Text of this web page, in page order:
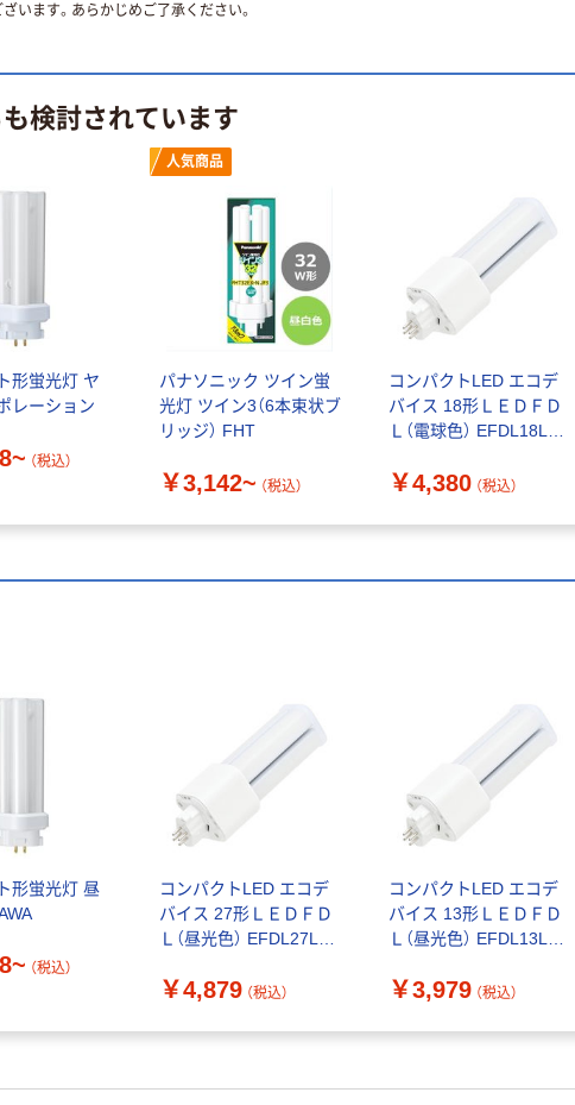
います。あらかじめご了承ください。
検討されています
形蛍光灯 ヤ
レーション
（税込）
人気商品
パナソニック ツイン蛍
光灯 ツイン3（6本束状ブ
リッジ） FHT
￥3,142~ （税込）
コンパクトLED エコデ
バイス 18形ＬＥＤＦＤ
Ｌ（電球色） EFDL18LED
￥4,380 （税込）
形蛍光灯 昼
（税込）
コンパクトLED エコデ
バイス 27形ＬＥＤＦＤ
Ｌ（昼光色） EFDL27LED
￥4,879 （税込）
コンパクトLED エコデ
バイス 13形ＬＥＤＦＤ
Ｌ（昼光色） EFDL13LED
￥3,979 （税込）